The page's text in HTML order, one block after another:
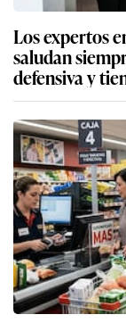
Los expertos
saludan
defensiva y